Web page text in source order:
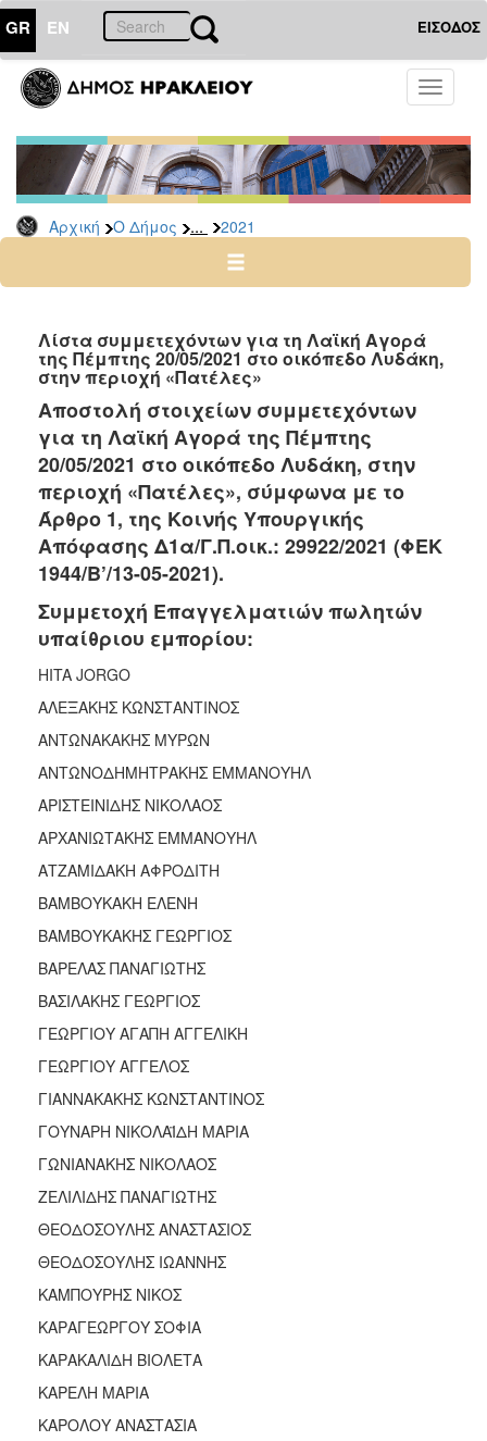
GR EN ΕΙΣΟΔΟΣ
Toggle
Αρχική Ο Δήμος ... 2021
ΔΗΜΟΣ
Δελτία
Τύπου
Αρχείο
2026
2024
2022
2021
2020
2019
2018
2017
2016
2015
2013
2012
2011
2010
2006
ΤΟΠΟΣ
ΠΟΛΙΤΙΣΜΟΣ
ΠΟΛΗ
Λίστα συμμετεχόντων για τη Λαϊκή Αγορά
της Πέμπτης 20/05/2021 στο οικόπεδο Λυδάκη,
στην περιοχή «Πατέλες»
Αποστολή στοιχείων συμμετεχόντων
για τη Λαϊκή Αγορά της Πέμπτης
20/05/2021 στο οικόπεδο Λυδάκη, στην
περιοχή «Πατέλες», σύμφωνα με το
Άρθρο 1, της Κοινής Υπουργικής
Απόφασης Δ1α/Γ.Π.οικ.: 29922/2021 (ΦΕΚ
1944/Β’/13-05-2021).
Συμμετοχή Επαγγελματιών πωλητών
υπαίθριου εμπορίου:
HITA JORGO
ΑΛΕΞΑΚΗΣ ΚΩΝΣΤΑΝΤΙΝΟΣ
ΑΝΤΩΝΑΚΑΚΗΣ ΜΥΡΩΝ
ΑΝΤΩΝΟΔΗΜΗΤΡΑΚΗΣ ΕΜΜΑΝΟΥΗΛ
ΑΡΙΣΤΕΙΝΙΔΗΣ ΝΙΚΟΛΑΟΣ
ΑΡΧΑΝΙΩΤΑΚΗΣ ΕΜΜΑΝΟΥΗΛ
ΑΤΖΑΜΙΔΑΚΗ ΑΦΡΟΔΙΤΗ
ΒΑΜΒΟΥΚΑΚΗ ΕΛΕΝΗ
ΒΑΜΒΟΥΚΑΚΗΣ ΓΕΩΡΓΙΟΣ
ΒΑΡΕΛΑΣ ΠΑΝΑΓΙΩΤΗΣ
ΒΑΣΙΛΑΚΗΣ ΓΕΩΡΓΙΟΣ
ΓΕΩΡΓΙΟΥ ΑΓΑΠΗ ΑΓΓΕΛΙΚΗ
ΓΕΩΡΓΙΟΥ ΑΓΓΕΛΟΣ
ΓΙΑΝΝΑΚΑΚΗΣ ΚΩΝΣΤΑΝΤΙΝΟΣ
ΓΟΥΝΑΡΗ ΝΙΚΟΛΑΪΔΗ ΜΑΡΙΑ
ΓΩΝΙΑΝΑΚΗΣ ΝΙΚΟΛΑΟΣ
ΖΕΛΙΛΙΔΗΣ ΠΑΝΑΓΙΩΤΗΣ
ΘΕΟΔΟΣΟΥΛΗΣ ΑΝΑΣΤΑΣΙΟΣ
ΘΕΟΔΟΣΟΥΛΗΣ ΙΩΑΝΝΗΣ
ΚΑΜΠΟΥΡΗΣ ΝΙΚΟΣ
ΚΑΡΑΓΕΩΡΓΟΥ ΣΟΦΙΑ
ΚΑΡΑΚΑΛΙΔΗ ΒΙΟΛΕΤΑ
ΚΑΡΕΛΗ ΜΑΡΙΑ
ΚΑΡΟΛΟΥ ΑΝΑΣΤΑΣΙΑ